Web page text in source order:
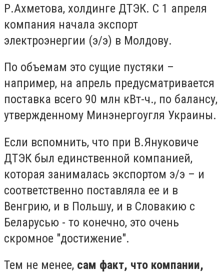
Р.Ахметова, холдинге ДТЭК. С 1 апреля
компания начала экспорт
электроэнергии (э/э) в Молдову.
По объемам это сущие пустяки –
например, на апрель предусматривается
поставка всего 90 млн кВт-ч., по балансу,
утвержденному Минэнергоугля Украины.
Если вспомнить, что при В.Януковиче
ДТЭК был единственной компанией,
которая занималась экспортом э/э – и
соответственно поставляла ее и в
Венгрию, и в Польшу, и в Словакию с
Беларусью - то конечно, это очень
скромное "достижение".
Тем не менее, сам факт, что компании,